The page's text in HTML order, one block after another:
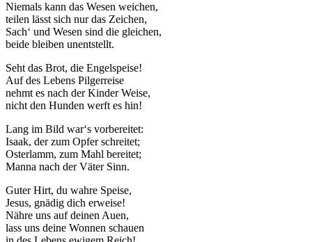
Niemals kann das Wesen weichen,
teilen lässt sich nur das Zeichen,
Sach‘ und Wesen sind die gleichen,
beide bleiben unentstellt.
Seht das Brot, die Engelspeise!
Auf des Lebens Pilgerreise
nehmt es nach der Kinder Weise,
nicht den Hunden werft es hin!
Lang im Bild war‘s vorbereitet:
Isaak, der zum Opfer schreitet;
Osterlamm, zum Mahl bereitet;
Manna nach der Väter Sinn.
Guter Hirt, du wahre Speise,
Jesus, gnädig dich erweise!
Nähre uns auf deinen Auen,
lass uns deine Wonnen schauen